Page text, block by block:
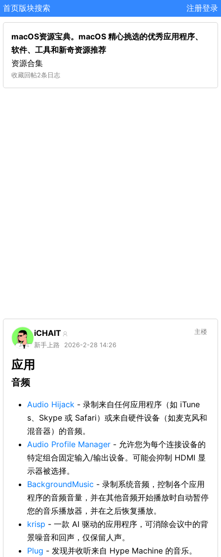
首页版块搜索 注册登录
macOS资源宝典。macOS 精心挑选的优秀应用程序、
软件、工具和新奇资源推荐
资源合集
收藏回帖2条日志
iCHAIT
新手上路 2026-2-28 14:26
主楼
应用
音频
Audio Hijack - 录制来自任何应用程序（如 iTune
s、Skype 或 Safari）或来自硬件设备（如麦克风和
混音器）的音频。
Audio Profile Manager - 允许您为每个连接设备的
特定组合固定输入/输出设备。可能会抑制 HDMI 显
示器被选择。
BackgroundMusic - 录制系统音频，控制各个应用
程序的音频音量，并在其他音频开始播放时自动暂停
您的音乐播放器，并在之后恢复播放。
krisp - 一款 AI 驱动的应用程序，可消除会议中的背
景噪音和回声，仅保留人声。
Plug - 发现并收听来自 Hype Machine 的音乐。